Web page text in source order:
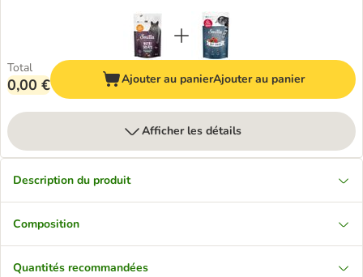
Total
0,00 € Ajouter au panierAjouter au panier
Afficher les détails
Description du produit
Composition
Quantités recommandées